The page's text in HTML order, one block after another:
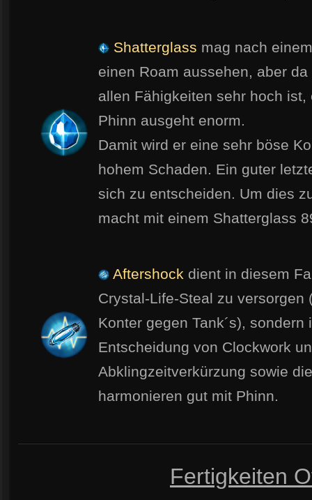
Shatterglass mag nach
einen Roam aussehen, aber
allen Fähigkeiten sehr hoch
Phinn ausgeht enorm.
Damit wird er eine sehr böse
hohem Schaden. Ein guter
sich zu entscheiden. Um dies
macht mit einem Shatterglass
Aftershock dient in diesem
Crystal-Life-Steal zu
Konter gegen Tank´s),
Entscheidung von Clockwork
Abklingzeitverkürzung sowie
harmonieren gut mit Phinn.
Fertigkeiten